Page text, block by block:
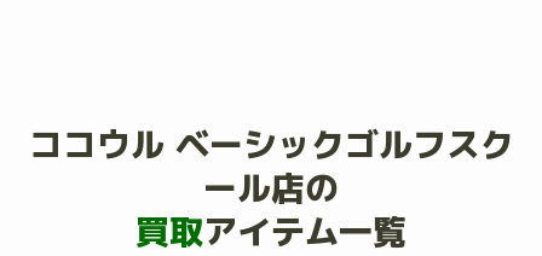
ココウル ベーシックゴルフスク
ール店の
買取アイテム一覧